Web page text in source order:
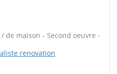
de maison - Second oeuvre -
renovation